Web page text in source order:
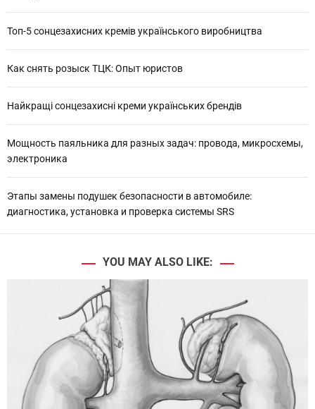
п
о
з
а
и
с
я
Топ-5 сонцезахисних кремів українського виробництва
Как снять розыск ТЦК: Опыт юристов
Найкращі сонцезахисні креми українських брендів
Мощность паяльника для разных задач: провода, микросхемы,
электроника
Этапы замены подушек безопасности в автомобиле:
диагностика, установка и проверка системы SRS
YOU MAY ALSO LIKE: